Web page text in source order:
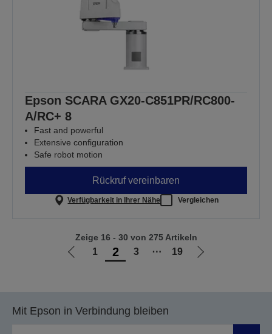
Epson SCARA GX20-C851PR/RC800-
A/RC+ 8
Fast and powerful
Extensive configuration
Safe robot motion
Rückruf vereinbaren
Verfügbarkeit in Ihrer Nähe Vergleichen
Zur
1 2 3 ⋯ 19
Zur
Zeige 16 - 30 von 275 Artikeln
Mit Epson in Verbindung bleiben